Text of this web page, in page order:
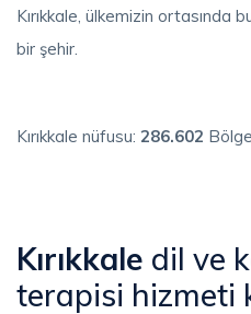
Kırıkkale, ülkemizin ortasında
bir şehir.
Kırıkkale nüfusu: 286.602
Kırıkkale dil ve
terapisi hizmeti